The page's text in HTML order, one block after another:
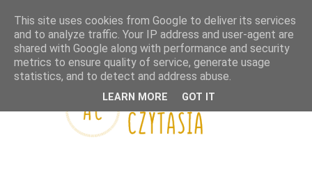
This site uses cookies from Google to deliver its services
and to analyze traffic. Your IP address and user-agent are
shared with Google along with performance and security
metrics to ensure quality of service, generate usage
statistics, and to detect and address abuse.
LEARN MORE GOT IT